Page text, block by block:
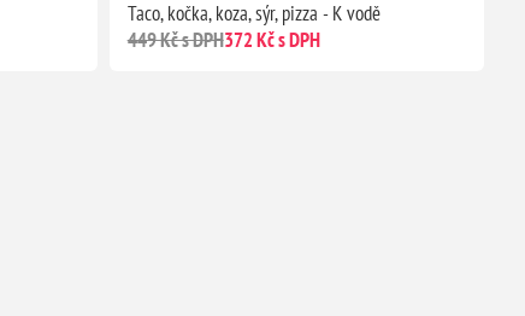
Taco, kočka, koza, sýr, pizza - K vodě
449 Kč s DPH372 Kč s DPH